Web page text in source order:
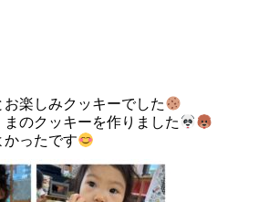
楽しみクッキーでした
のクッキーを作りました
ったです